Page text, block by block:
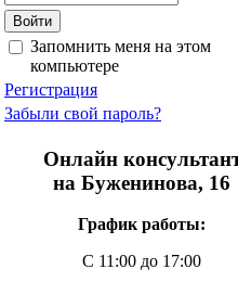
Запомнить меня на этом
компьютере
Регистрация
Забыли свой пароль?
Онлайн
на Буженинова, 16
График работы:
С 11:00 до 17:00